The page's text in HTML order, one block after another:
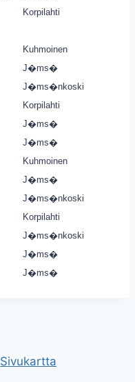
Korpilahti
Kuhmoinen
J�ms�
J�ms�nkoski
Korpilahti
J�ms�
J�ms�
Kuhmoinen
J�ms�
J�ms�nkoski
Korpilahti
J�ms�nkoski
J�ms�
J�ms�
Sivukartta